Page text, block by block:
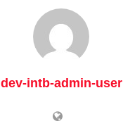
dev-intb-admin-user